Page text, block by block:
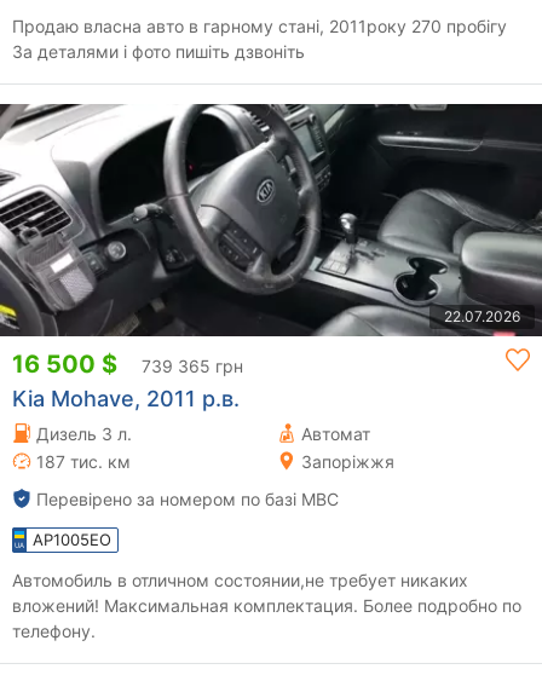
Продаю власна авто в гарному стані, 2011року 270 пробігу
За деталями і фото пишіть дзвоніть
22.07.2026
16 500 $ 739 365 грн
Kia Mohave, 2011 р.в.
Дизель 3 л.
Автомат
187 тис. км
Запоріжжя
Перевірено за номером по базі МВС
AP1005EO
Автомобиль в отличном состоянии,не требует никаких
вложений! Максимальная комплектация. Более подробно по
телефону.